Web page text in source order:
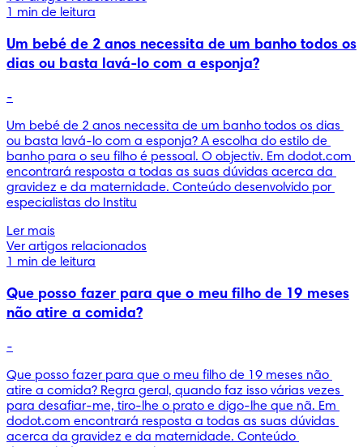
1 min de leitura
Um bebé de 2 anos necessita de um banho todos os
dias ou basta lavá-lo com a esponja?
-
Um bebé de 2 anos necessita de um banho todos os dias
ou basta lavá-lo com a esponja? A escolha do estilo de
banho para o seu filho é pessoal. O objectiv. Em dodot.com
encontrará resposta a todas as suas dúvidas acerca da
gravidez e da maternidade. Conteúdo desenvolvido por
especialistas do Institu
Ler mais
Ver artigos relacionados
1 min de leitura
Que posso fazer para que o meu filho de 19 meses
não atire a comida?
-
Que posso fazer para que o meu filho de 19 meses não
atire a comida? Regra geral, quando faz isso várias vezes
para desafiar-me, tiro-lhe o prato e digo-lhe que nã. Em
dodot.com encontrará resposta a todas as suas dúvidas
acerca da gravidez e da maternidade. Conteúdo